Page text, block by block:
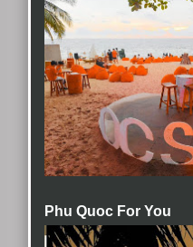
Phu Quoc For You